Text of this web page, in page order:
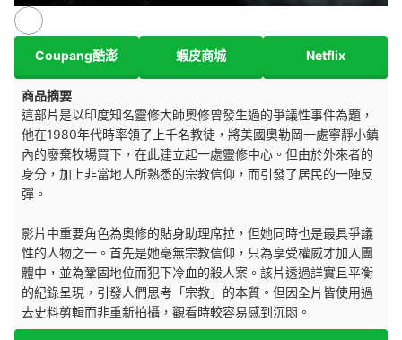
Coupang酷澎 蝦皮商城 Netflix
商品摘要
這部片是以印度知名靈修大師奧修曾發生過的爭議性事件為題，
他在1980年代時率領了上千名教徒，將美國奧勒岡一處寧靜小鎮
內的廢棄牧場買下，在此建立起一處靈修中心。但由於外來者的
身分，加上非當地人所熟悉的宗教信仰，而引發了居民的一陣反
彈。
影片中重要角色為奧修的貼身助理席拉，但她同時也是最具爭議
性的人物之一。首先是她毫無宗教信仰，只為享受權威才加入團
體中，並為鞏固地位而犯下冷血的殺人案。該片透過詳實且平衡
的紀錄呈現，引發人們思考「宗教」的本質。但因全片皆使用過
去史料剪輯而非重新拍攝，觀看時較容易感到沉悶。